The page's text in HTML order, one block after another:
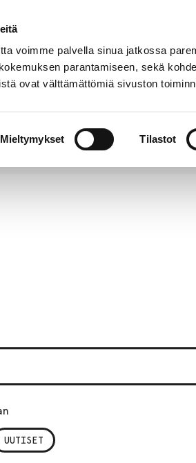
voimme palvella sinua jatkossa
parantamiseen, sekä
ovat välttämättömiä sivuston
Mieltymykset Tilastot
UUTISET